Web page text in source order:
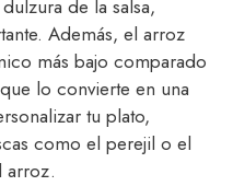
de la salsa,
Además, el arroz
más bajo comparado
lo convierte en una
tu plato,
como el perejil o el
arroz.